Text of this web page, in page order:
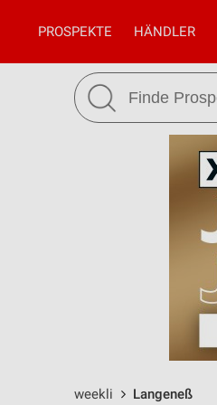
PROSPEKTE HÄNDLER
weekli Langeneß